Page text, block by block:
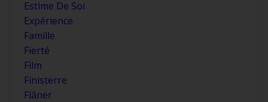
Estime De Soi
Expérience
Famille
Fierté
Film
Finisterre
Flâner